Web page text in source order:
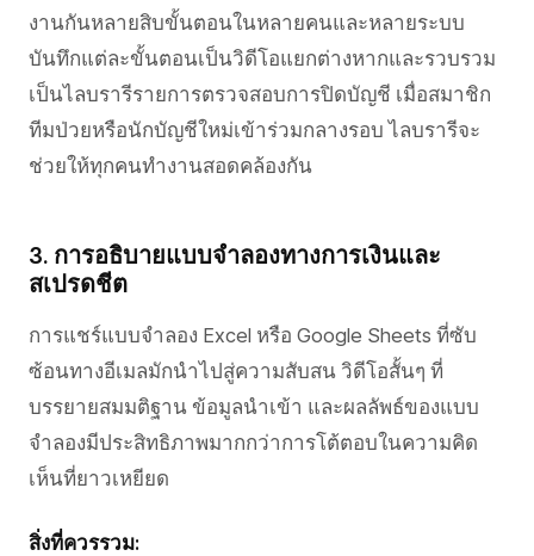
งานกันหลายสิบขั้นตอนในหลายคนและหลายระบบ
บันทึกแต่ละขั้นตอนเป็นวิดีโอแยกต่างหากและรวบรวม
เป็นไลบรารีรายการตรวจสอบการปิดบัญชี เมื่อสมาชิก
ทีมป่วยหรือนักบัญชีใหม่เข้าร่วมกลางรอบ ไลบรารีจะ
ช่วยให้ทุกคนทำงานสอดคล้องกัน
3. การอธิบายแบบจำลองทางการเงินและ
สเปรดชีต
การแชร์แบบจำลอง Excel หรือ Google Sheets ที่ซับ
ซ้อนทางอีเมลมักนำไปสู่ความสับสน วิดีโอสั้นๆ ที่
บรรยายสมมติฐาน ข้อมูลนำเข้า และผลลัพธ์ของแบบ
จำลองมีประสิทธิภาพมากกว่าการโต้ตอบในความคิด
เห็นที่ยาวเหยียด
สิ่งที่ควรรวม: